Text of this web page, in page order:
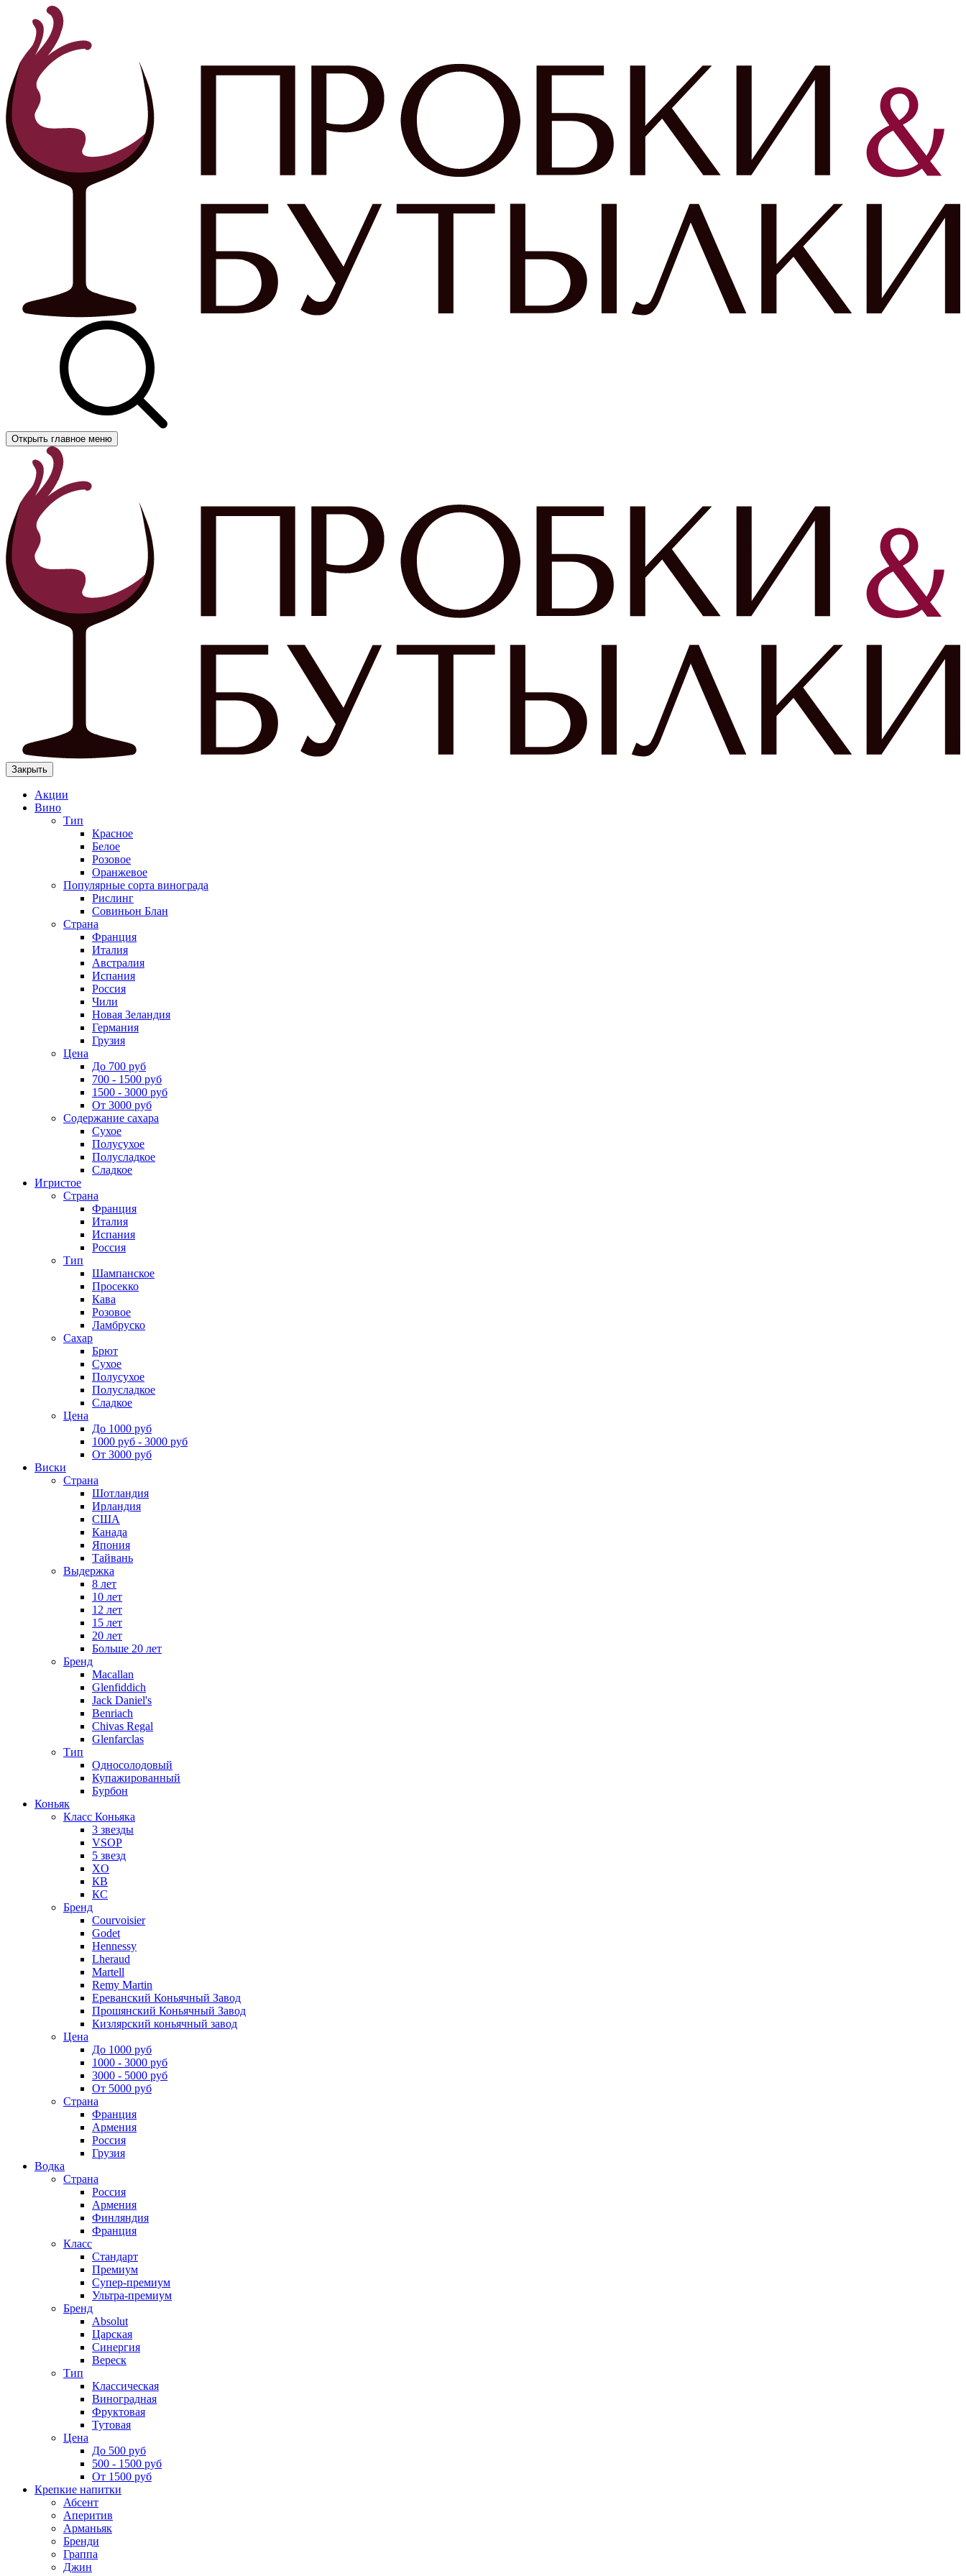
Открыть главное меню
Закрыть
Акции
Вино
Тип
Красное
Белое
Розовое
Оранжевое
Популярные сорта винограда
Рислинг
Совиньон Блан
Страна
Франция
Италия
Австралия
Испания
Россия
Чили
Новая Зеландия
Германия
Грузия
Цена
До 700 руб
700 - 1500 руб
1500 - 3000 руб
От 3000 руб
Содержание сахара
Сухое
Полусухое
Полусладкое
Сладкое
Игристое
Страна
Франция
Италия
Испания
Россия
Тип
Шампанское
Просекко
Кава
Розовое
Ламбруско
Сахар
Брют
Сухое
Полусухое
Полусладкое
Сладкое
Цена
До 1000 руб
1000 руб - 3000 руб
От 3000 руб
Виски
Страна
Шотландия
Ирландия
США
Канада
Япония
Тайвань
Выдержка
8 лет
10 лет
12 лет
15 лет
20 лет
Больше 20 лет
Бренд
Macallan
Glenfiddich
Jack Daniel's
Benriach
Chivas Regal
Glenfarclas
Тип
Односолодовый
Купажированный
Бурбон
Коньяк
Класс Коньяка
3 звезды
VSOP
5 звезд
XO
КВ
КС
Бренд
Courvoisier
Godet
Hennessy
Lheraud
Martell
Remy Martin
Ереванский Коньячный Завод
Прошянский Коньячный Завод
Кизлярский коньячный завод
Цена
До 1000 руб
1000 - 3000 руб
3000 - 5000 руб
От 5000 руб
Страна
Франция
Армения
Россия
Грузия
Водка
Страна
Россия
Армения
Финляндия
Франция
Класс
Стандарт
Премиум
Супер-премиум
Ультра-премиум
Бренд
Absolut
Царская
Синергия
Вереск
Тип
Классическая
Виноградная
Фруктовая
Тутовая
Цена
До 500 руб
500 - 1500 руб
От 1500 руб
Крепкие напитки
Абсент
Аперитив
Арманьяк
Бренди
Граппа
Джин